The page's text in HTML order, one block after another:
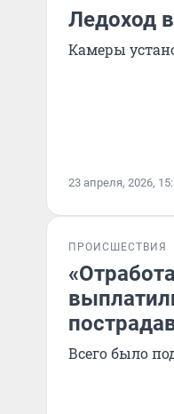
Ледоход
Камеры
23 апреля, 2026,
ПРОИСШЕСТВИЯ
Всего было